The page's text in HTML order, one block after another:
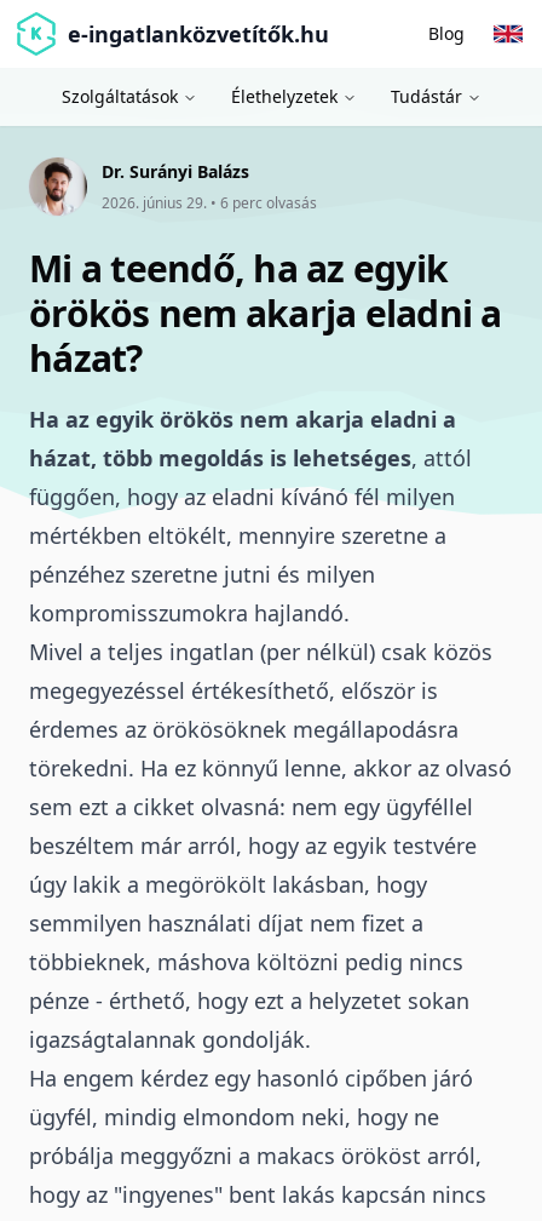
e-ingatlanközvetítők.hu Blog
Szolgáltatások Élethelyzetek Tudástár
Dr. Surányi Balázs
2026. június 29. • 6 perc olvasás
Mi a teendő, ha az egyik
örökös nem akarja eladni a
házat?
Ha az egyik örökös nem akarja eladni a
házat, több megoldás is lehetséges, attól
függően, hogy az eladni kívánó fél milyen
mértékben eltökélt, mennyire szeretne a
pénzéhez szeretne jutni és milyen
kompromisszumokra hajlandó.
Mivel a teljes ingatlan (per nélkül) csak közös
megegyezéssel értékesíthető, először is
érdemes az örökösöknek megállapodásra
törekedni. Ha ez könnyű lenne, akkor az olvasó
sem ezt a cikket olvasná: nem egy ügyféllel
beszéltem már arról, hogy az egyik testvére
úgy lakik a megörökölt lakásban, hogy
semmilyen használati díjat nem fizet a
többieknek, máshova költözni pedig nincs
pénze - érthető, hogy ezt a helyzetet sokan
igazságtalannak gondolják.
Ha engem kérdez egy hasonló cipőben járó
ügyfél, mindig elmondom neki, hogy ne
próbálja meggyőzni a makacs örököst arról,
hogy az "ingyenes" bent lakás kapcsán nincs